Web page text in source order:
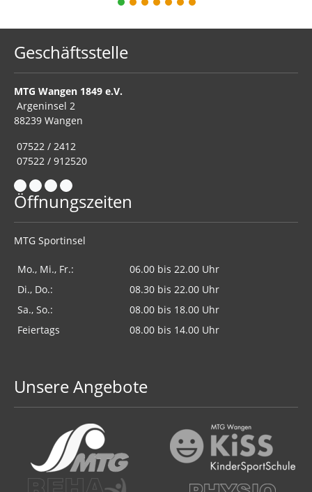
1 2 3 4 5 6 7
Geschäftsstelle
MTG Wangen 1849 e.V.
Argeninsel 2
88239 Wangen
07522 / 2412
07522 / 912520
Öffnungszeiten
MTG Sportinsel
Mo., Mi., Fr.:
06.00 bis 22.00 Uhr
Di., Do.:
08.30 bis 22.00 Uhr
Sa., So.:
08.00 bis 18.00 Uhr
Feiertags
08.00 bis 14.00 Uhr
Unsere Angebote